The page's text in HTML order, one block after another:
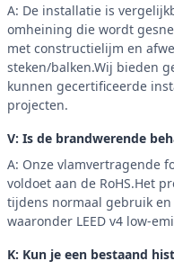
A: De installatie is
omheining die wordt
met constructielijm en
steken/balken.Wij bieden
kunnen gecertificeerde
projecten.
V: Is de brandwerende
A: Onze vlamvertragende
voldoet aan de RoHS.Het
tijdens normaal gebruik
waaronder LEED v4 low-
K: Kun je een bestaand